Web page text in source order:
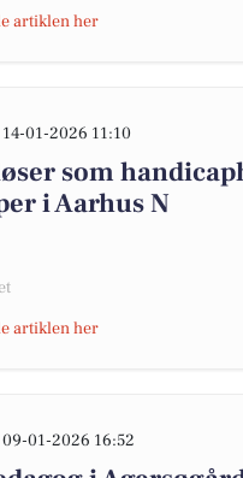
artiklen her
14-01-2026 11:10
som
i Aarhus N
artiklen her
09-01-2026 16:52